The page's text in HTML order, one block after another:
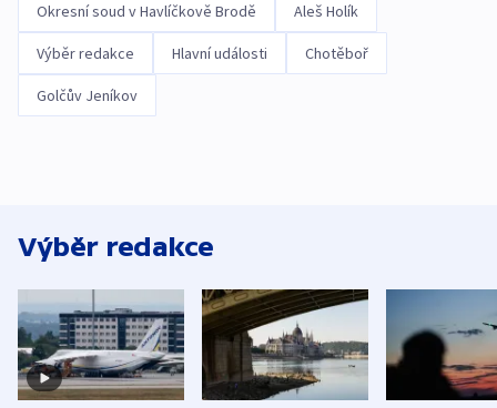
Okresní soud v Havlíčkově Brodě Aleš Holík
Výběr redakce Hlavní události Chotěboř
Golčův Jeníkov
Výběr redakce